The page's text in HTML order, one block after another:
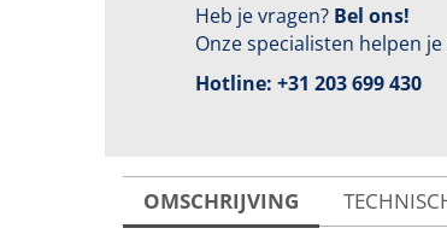
Heb je vragen? Bel ons!
Onze specialisten helpen
Hotline: +31 203 699 430
OMSCHRIJVING